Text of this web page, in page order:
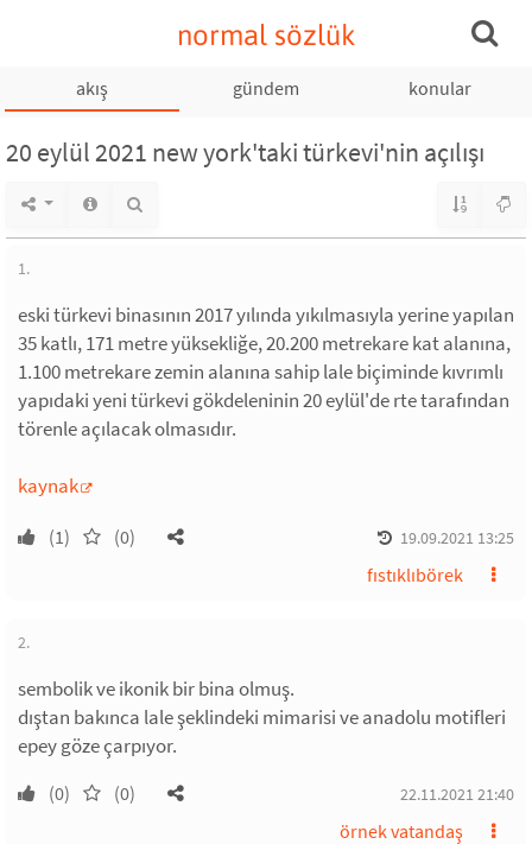
normal sözlük
akış gündem konular
20 eylül 2021 new york'taki türkevi'nin açılışı
1.
eski türkevi binasının 2017 yılında yıkılmasıyla yerine yapılan
35 katlı, 171 metre yüksekliğe, 20.200 metrekare kat alanına,
1.100 metrekare zemin alanına sahip lale biçiminde kıvrımlı
yapıdaki yeni türkevi gökdeleninin 20 eylül'de rte tarafından
törenle açılacak olmasıdır.
kaynak
(1) (0) 19.09.2021 13:25
fıstıklıbörek
2.
sembolik ve ikonik bir bina olmuş.
dıştan bakınca lale şeklindeki mimarisi ve anadolu motifleri
epey göze çarpıyor.
(0) (0) 22.11.2021 21:40
örnek vatandaş